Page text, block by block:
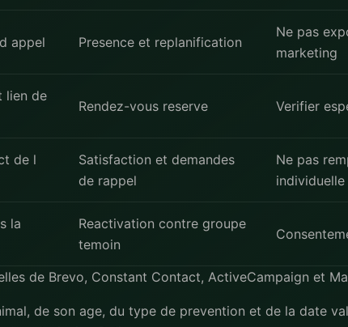
appel Presence et replanification
Ne pas
marketing
lien de
Rendez-vous reserve Verifier
de l
Satisfaction et demandes
de rappel
Ne pas
individuelle
la
Reactivation contre groupe
temoin
de Brevo, Constant Contact, ActiveCampaign et
de son age, du type de prevention et de la date